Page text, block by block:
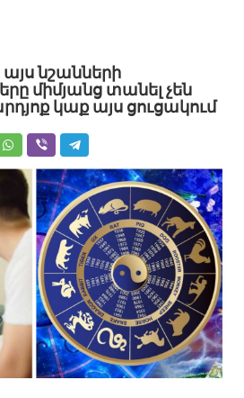
նշանների
միմյանց տանել չեն
կաք այս ցուցակում